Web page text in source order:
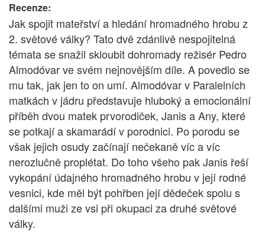
Recenze:
Jak spojit mateřství a hledání hromadného hrobu z
2. světové války? Tato dvě zdánlivě nespojitelná
témata se snažil skloubit dohromady režisér Pedro
Almodóvar ve svém nejnovějším díle. A povedlo se
mu tak, jak jen to on umí. Almodóvar v Paralelních
matkách v jádru představuje hluboký a emocionální
příběh dvou matek prvorodiček, Janis a Any, které
se potkají a skamarádí v porodnici. Po porodu se
však jejich osudy začínají nečekaně víc a víc
nerozlučně proplétat. Do toho všeho pak Janis řeší
vykopání údajného hromadného hrobu v její rodné
vesnici, kde měl být pohřben její dědeček spolu s
dalšími muži ze vsi při okupaci za druhé světové
války.